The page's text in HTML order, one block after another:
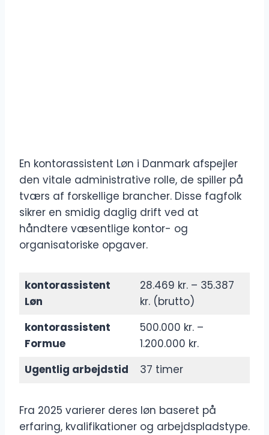
En kontorassistent Løn i Danmark afspejler
den vitale administrative rolle, de spiller på
tværs af forskellige brancher. Disse fagfolk
sikrer en smidig daglig drift ved at
håndtere væsentlige kontor- og
organisatoriske opgaver.
kontorassistent
Løn
28.469 kr. – 35.387
kr. (brutto)
kontorassistent
Formue
500.000 kr. –
1.200.000 kr.
Ugentlig arbejdstid
37 timer
Fra 2025 varierer deres løn baseret på
erfaring, kvalifikationer og arbejdspladstype.